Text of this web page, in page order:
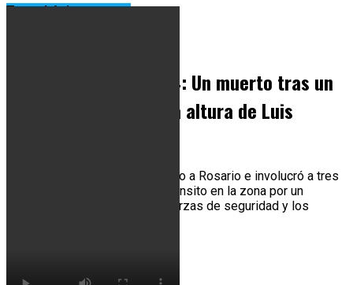
Te podría interesar...
Tragedia en la ruta 34: Un muerto tras un
choque en cadena a la altura de Luis
Ocurrió sobre la traza en sentido a Rosario e involucró a tres
vehículos. Hay corte total de tránsito en la zona por un
importante operativo de las fuerzas de seguridad y los
Publicado